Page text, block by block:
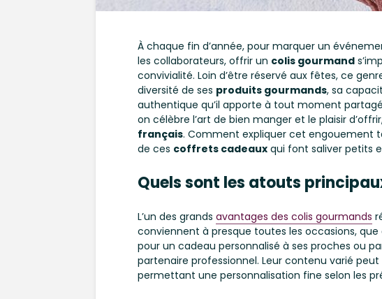
À chaque fin d’année, pour marquer un
les collaborateurs, offrir un colis gourmand
convivialité. Loin d’être réservé aux fêtes, ce
diversité de ses produits gourmands, sa
authentique qu’il apporte à tout moment
on célèbre l’art de bien manger et le plaisir
français. Comment expliquer cet engouement
de ces coffrets cadeaux qui font saliver petits
Quels sont les atouts
L’un des grands avantages des colis gourmands
conviennent à presque toutes les occasions, que
pour un cadeau personnalisé à ses proches ou
partenaire professionnel. Leur contenu varié peut
permettant une personnalisation fine selon les